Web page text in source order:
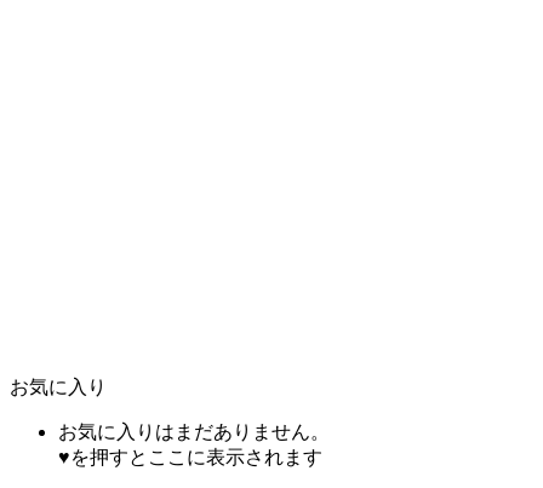
お気に入り
お気に入りはまだありません。
♥を押すとここに表示されます